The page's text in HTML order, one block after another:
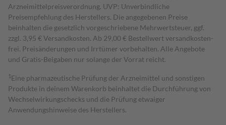
Arzneimittelpreisverordnung. UVP: Unverbindliche
Preisempfehlung des Herstellers. Die angegebenen Preise
beinhalten die gesetzlich vorgeschriebene Mehrwertsteuer, ggf.
zzgl. 3,95 € Versandkosten. Ab 29,00 € Bestell­wert versand­kosten­
frei. Preisänderungen und Irrtümer vorbehalten. Alle Angebote
und Gratis-Beigaben nur solange der Vorrat reicht.
1 Eine pharmazeutische Prüfung der Arzneimittel und sonstigen
Produkte in deinem Warenkorb beinhaltet die Durchführung von
Wechselwirkungschecks und die Prüfung etwaiger
Anwendungshinweise des Herstellers.